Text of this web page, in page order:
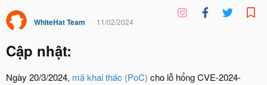
WhiteHat Team 11/02/2024
Cập nhật:​
Ngày 20/3/2024, mã khai thác (PoC) cho lỗ hổng CVE-2024-